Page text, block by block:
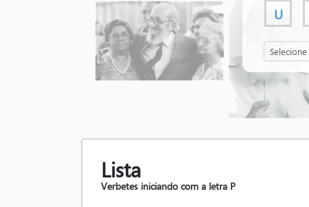
U
Lista
Verbetes iniciando com a letra P